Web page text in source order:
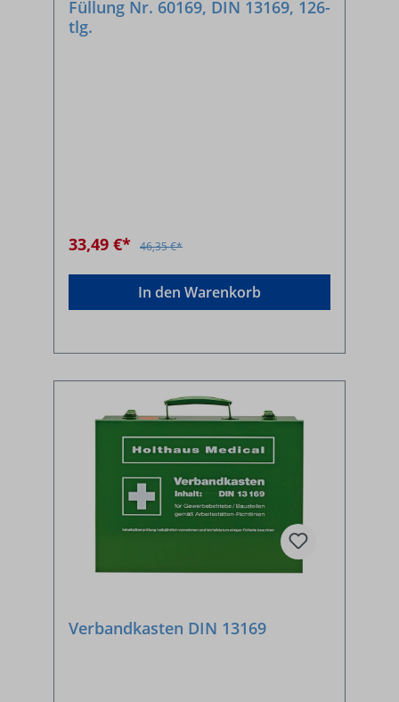
Füllung Nr. 60169, DIN 13169, 126-
tlg.
33,49 €* 46,35 €*
In den Warenkorb
Verbandkasten DIN 13169